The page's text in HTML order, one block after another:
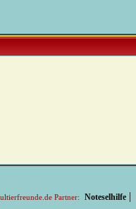
Partner: Noteselhilfe |